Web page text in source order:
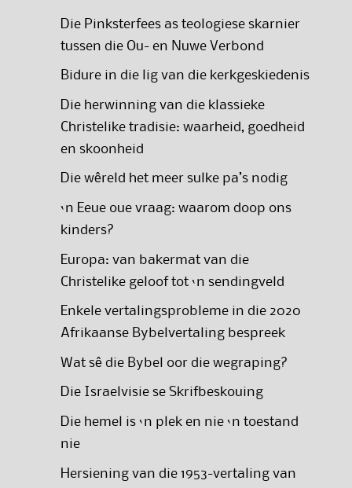
Die Pinksterfees as teologiese skarnier
tussen die Ou- en Nuwe Verbond
Bidure in die lig van die kerkgeskiedenis
Die herwinning van die klassieke
Christelike tradisie: waarheid, goedheid
en skoonheid
Die wêreld het meer sulke pa’s nodig
‘n Eeue oue vraag: waarom doop ons
kinders?
Europa: van bakermat van die
Christelike geloof tot ‘n sendingveld
Enkele vertalingsprobleme in die 2020
Afrikaanse Bybelvertaling bespreek
Wat sê die Bybel oor die wegraping?
Die Israelvisie se Skrifbeskouing
Die hemel is ‘n plek en nie ‘n toestand
nie
Hersiening van die 1953-vertaling van